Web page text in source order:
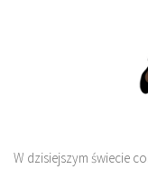
W dzisiejszym świecie